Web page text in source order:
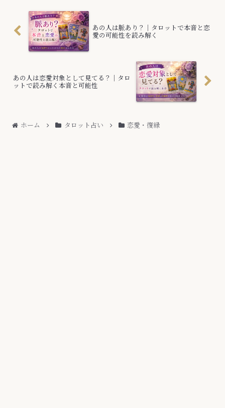
あの人は脈あり？｜タロットで本音と恋
愛の可能性を読み解く
あの人は恋愛対象として見てる？｜タロ
ットで読み解く本音と可能性
ホーム タロット占い 恋愛・復縁